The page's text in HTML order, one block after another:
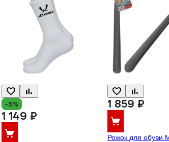
-5%
1 149 ₽
1 859 ₽
Рожок для обуви